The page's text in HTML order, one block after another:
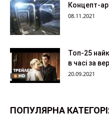
Концепт-
08.11.2021
Топ-25
в часі за
20.09.2021
ПОПУЛЯРНА